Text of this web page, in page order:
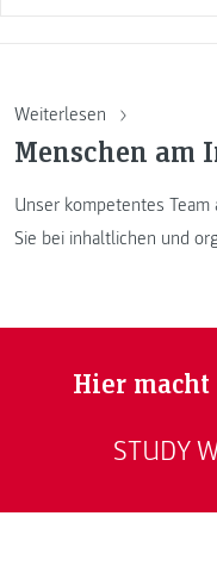
Weiterlesen
Menschen am
Unser kompetentes
Sie bei inhaltlichen und
Hier
STUDY